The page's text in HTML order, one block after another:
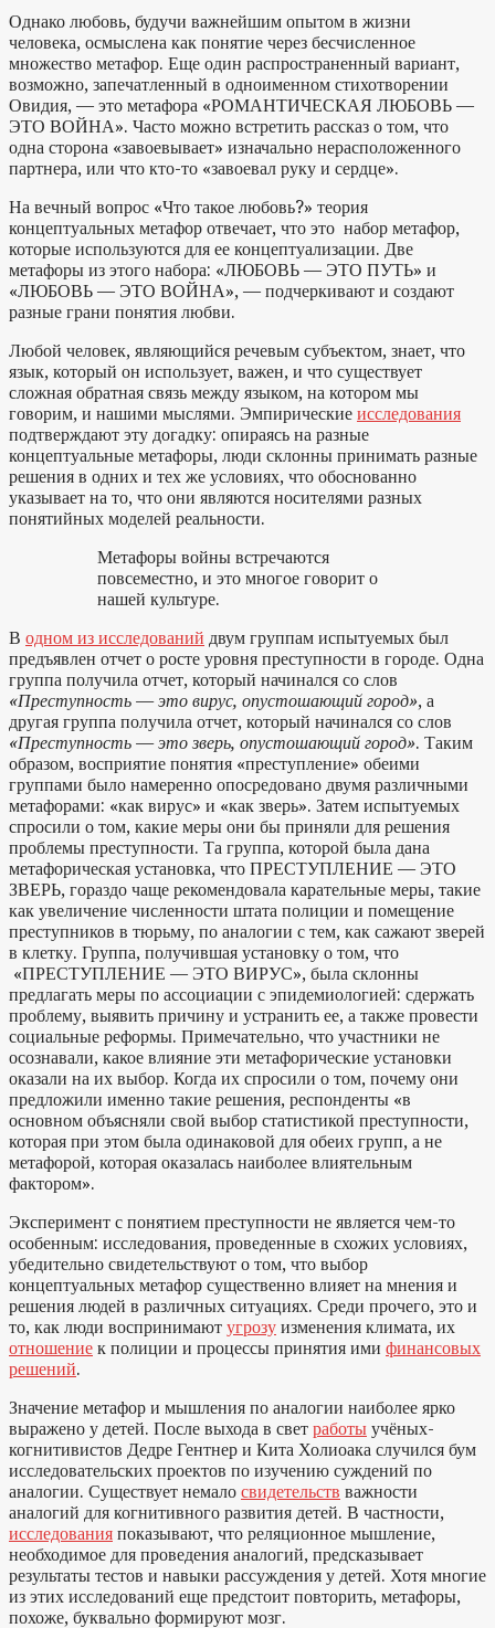
Однако любовь, будучи важнейшим опытом в жизни
человека, осмыслена как понятие через бесчисленное
множество метафор. Еще один распространенный вариант,
возможно, запечатленный в одноименном стихотворении
Овидия, — это метафора «РОМАНТИЧЕСКАЯ ЛЮБОВЬ —
ЭТО ВОЙНА». Часто можно встретить рассказ о том, что
одна сторона «завоевывает» изначально нерасположенного
партнера, или что кто-то «завоевал руку и сердце».
На вечный вопрос «Что такое любовь?» теория
концептуальных метафор отвечает, что это набор метафор,
которые используются для ее концептуализации. Две
метафоры из этого набора: «ЛЮБОВЬ — ЭТО ПУТЬ» и
«ЛЮБОВЬ — ЭТО ВОЙНА», — подчеркивают и создают
разные грани понятия любви.
Любой человек, являющийся речевым субъектом, знает, что
язык, который он использует, важен, и что существует
сложная обратная связь между языком, на котором мы
говорим, и нашими мыслями. Эмпирические исследования
подтверждают эту догадку: опираясь на разные
концептуальные метафоры, люди склонны принимать разные
решения в одних и тех же условиях, что обоснованно
указывает на то, что они являются носителями разных
понятийных моделей реальности.
Метафоры войны встречаются
повсеместно, и это многое говорит о
нашей культуре.
В одном из исследований двум группам испытуемых был
предъявлен отчет о росте уровня преступности в городе. Одна
группа получила отчет, который начинался со слов
«Преступность — это вирус, опустошающий город», а
другая группа получила отчет, который начинался со слов
«Преступность — это зверь, опустошающий город». Таким
образом, восприятие понятия «преступление» обеими
группами было намеренно опосредовано двумя различными
метафорами: «как вирус» и «как зверь». Затем испытуемых
спросили о том, какие меры они бы приняли для решения
проблемы преступности. Та группа, которой была дана
метафорическая установка, что ПРЕСТУПЛЕНИЕ — ЭТО
ЗВЕРЬ, гораздо чаще рекомендовала карательные меры, такие
как увеличение численности штата полиции и помещение
преступников в тюрьму, по аналогии с тем, как сажают зверей
в клетку. Группа, получившая установку о том, что
«ПРЕСТУПЛЕНИЕ — ЭТО ВИРУС», была склонны
предлагать меры по ассоциации с эпидемиологией: сдержать
проблему, выявить причину и устранить ее, а также провести
социальные реформы. Примечательно, что участники не
осознавали, какое влияние эти метафорические установки
оказали на их выбор. Когда их спросили о том, почему они
предложили именно такие решения, респонденты «в
основном объясняли свой выбор статистикой преступности,
которая при этом была одинаковой для обеих групп, а не
метафорой, которая оказалась наиболее влиятельным
фактором».
Эксперимент с понятием преступности не является чем-то
особенным: исследования, проведенные в схожих условиях,
убедительно свидетельствуют о том, что выбор
концептуальных метафор существенно влияет на мнения и
решения людей в различных ситуациях. Среди прочего, это и
то, как люди воспринимают угрозу изменения климата, их
отношение к полиции и процессы принятия ими финансовых
решений.
Значение метафор и мышления по аналогии наиболее ярко
выражено у детей. После выхода в свет работы учёных-
когнитивистов Дедре Гентнер и Кита Холиоака случился бум
исследовательских проектов по изучению суждений по
аналогии. Существует немало свидетельств важности
аналогий для когнитивного развития детей. В частности,
исследования показывают, что реляционное мышление,
необходимое для проведения аналогий, предсказывает
результаты тестов и навыки рассуждения у детей. Хотя многие
из этих исследований еще предстоит повторить, метафоры,
похоже, буквально формируют мозг.